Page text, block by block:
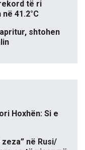
të ri
41.2°C
shtohen
Hoxhën: Si e
në Rusi/